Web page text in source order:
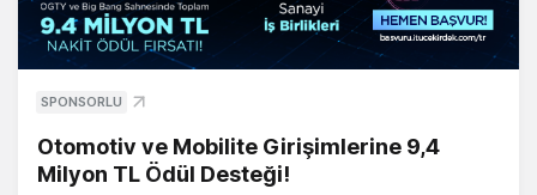
SPONSORLU
Otomotiv ve Mobilite Girişimlerine 9,4
Milyon TL Ödül Desteği!